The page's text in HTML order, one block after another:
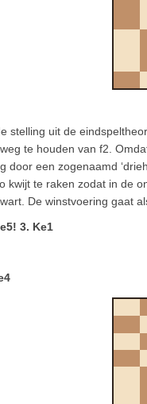
stelling uit de
te houden van f2.
door een zogenaamd
kwijt te raken zodat in de
De winstvoering gaat
3. Ke1